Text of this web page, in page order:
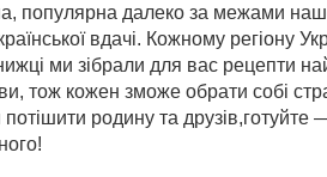
популярна далеко за межами
вдачі. Кожному регіону
ми зібрали для вас рецепти
тож кожен зможе обрати собі
родину та